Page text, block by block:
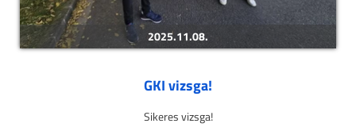
2025.11.08.
GKI vizsga!
Sikeres vizsga!